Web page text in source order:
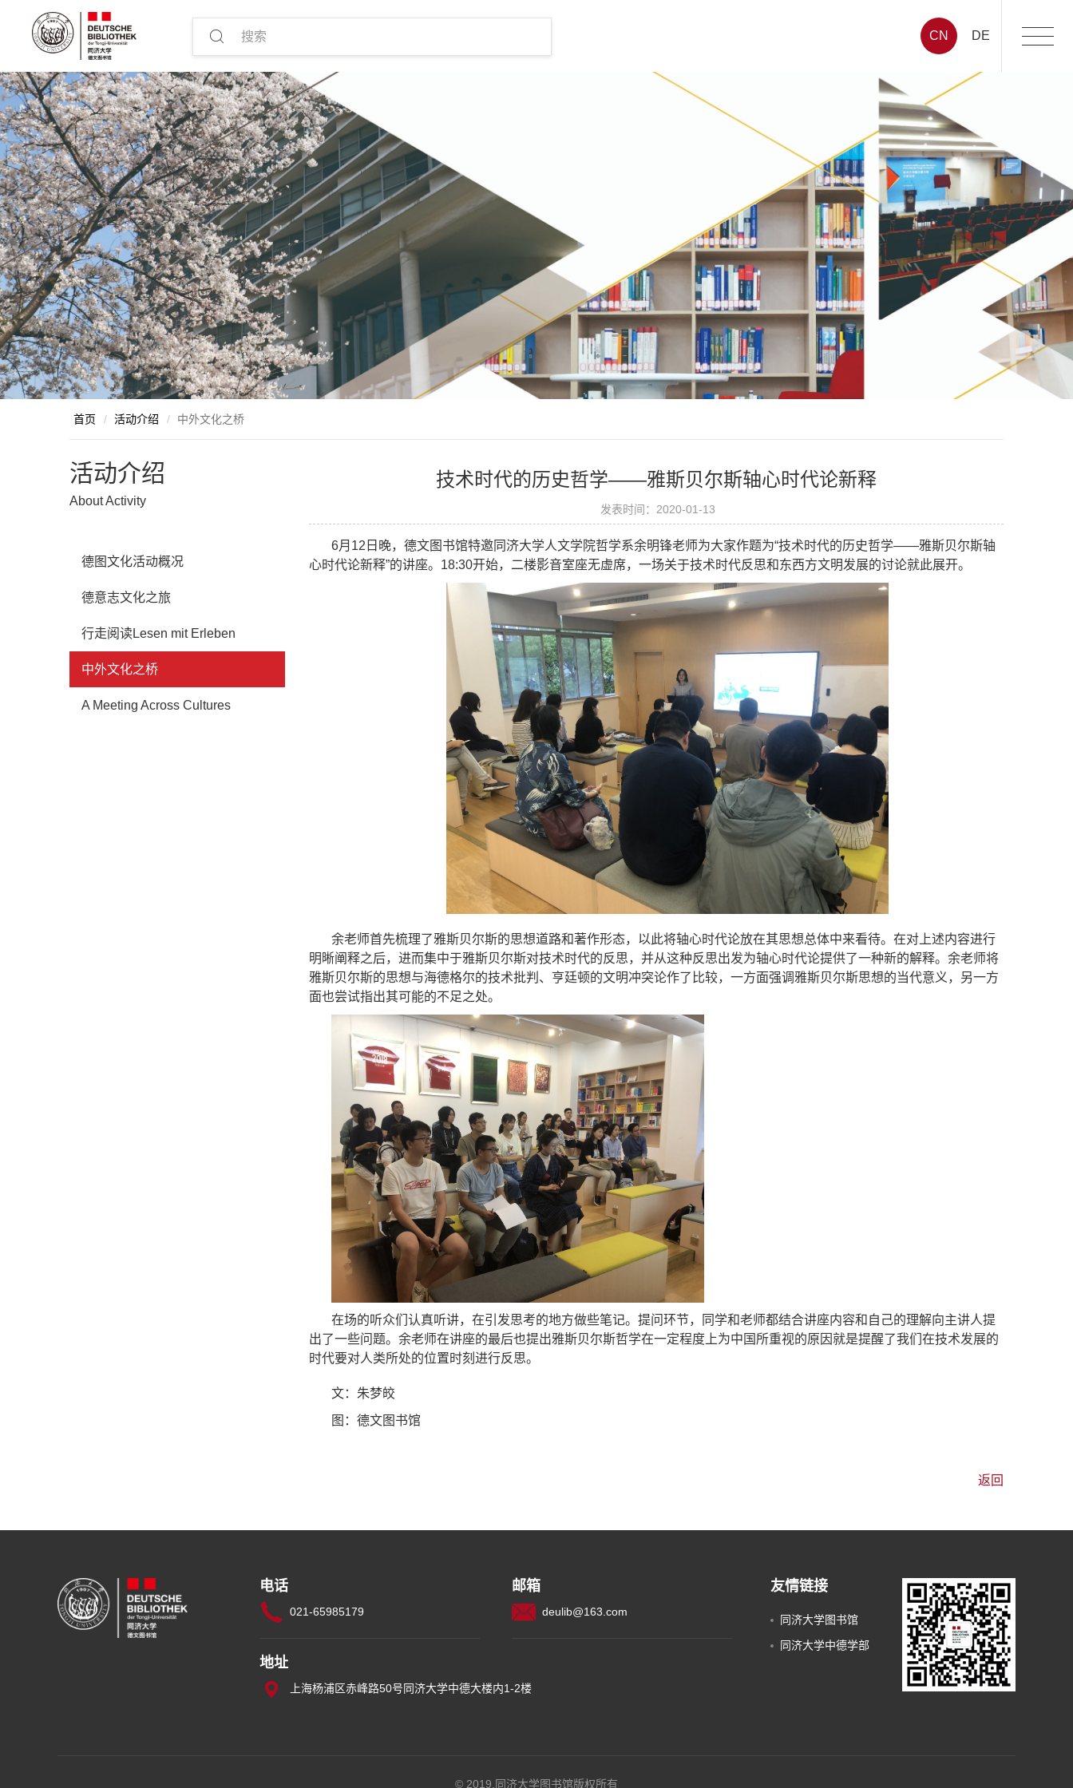
CN DE
首页 / 活动介绍 / 中外文化之桥
活动介绍
About Activity
德图文化活动概况
德意志文化之旅
行走阅读Lesen mit Erleben
中外文化之桥
A Meeting Across Cultures
技术时代的历史哲学——雅斯贝尔斯轴心时代论新释
发表时间：2020-01-13
6月 12 日晚，德文图书馆特邀同济大学人文学院哲学系余明锋老师为大家作题为“技术时代的历史哲学——雅斯贝尔斯轴
心时代论新释”的讲座。 18:30开始，二楼影音室座无虚席，一场关于技术时代反思和东西方文明发展的讨论就此展开。
余老师首先梳理了雅斯贝尔斯的思想道路和著作形态，以此将轴心时代论放在其思想总体中来看待。在对上述内容进行
明晰阐释之后，进而集中于雅斯贝尔斯对技术时代的反思，并从这种反思出发为轴心时代论提供了一种新的解释。余老师将
雅斯贝尔斯的思想与海德格尔的技术批判、亨廷顿的文明冲突论作了比较，一方面强调雅斯贝尔斯思想的当代意义，另一方
面也尝试指出其可能的不足之处。
在场的听众们认真听讲，在引发思考的地方做些笔记。提问环节，同学和老师都结合讲座内容和自己的理解向主讲人提
出了一些问题。余老师在讲座的最后也提出雅斯贝尔斯哲学在一定程度上为中国所重视的原因就是提醒了我们在技术发展的
时代要对人类所处的位置时刻进行反思。
文：朱梦皎
图：德文图书馆
返回
电话
021-65985179
邮箱
deulib@163.com
地址
上海杨浦区赤峰路50号同济大学中德大楼内1-2楼
友情链接
同济大学图书馆
同济大学中德学部
© 2019.同济大学图书馆版权所有